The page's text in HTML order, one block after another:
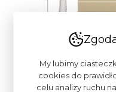
My lubimy
cookies do
celu analizy ruchu